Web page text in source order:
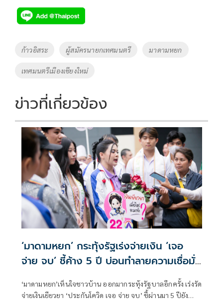
e
b
o
k
tt
er
p
y
Li
n
k
Tags
ก้าวอิสระ ผู้สมัครนายกเทศมนตรี มาดามหยก
เทศมนตรีเมืองเชียงใหม่
ข่าวที่เกี่ยวข้อง
‘มาดามหยก’ กระทุ้งรัฐเร่งจ่ายเงิน ‘เจอ
จ่าย จบ’ ชี้ค้าง 5 ปี บ่อนทำลายความเชื่อมั่น
‘มาดามหยก’เห็นใจชาวบ้าน ออกมากระทุ้งรัฐบาลอีกครั้ง เร่งรัด
จ่ายเงินเยียวยา ‘ประกันโควิด เจอ จ่าย จบ’ ชี้ผ่านมา 5 ปียัง